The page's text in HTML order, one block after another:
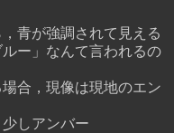
青が強調されて見える
ー」なんて言われるの
合，現像は現地のエン
しアンバー